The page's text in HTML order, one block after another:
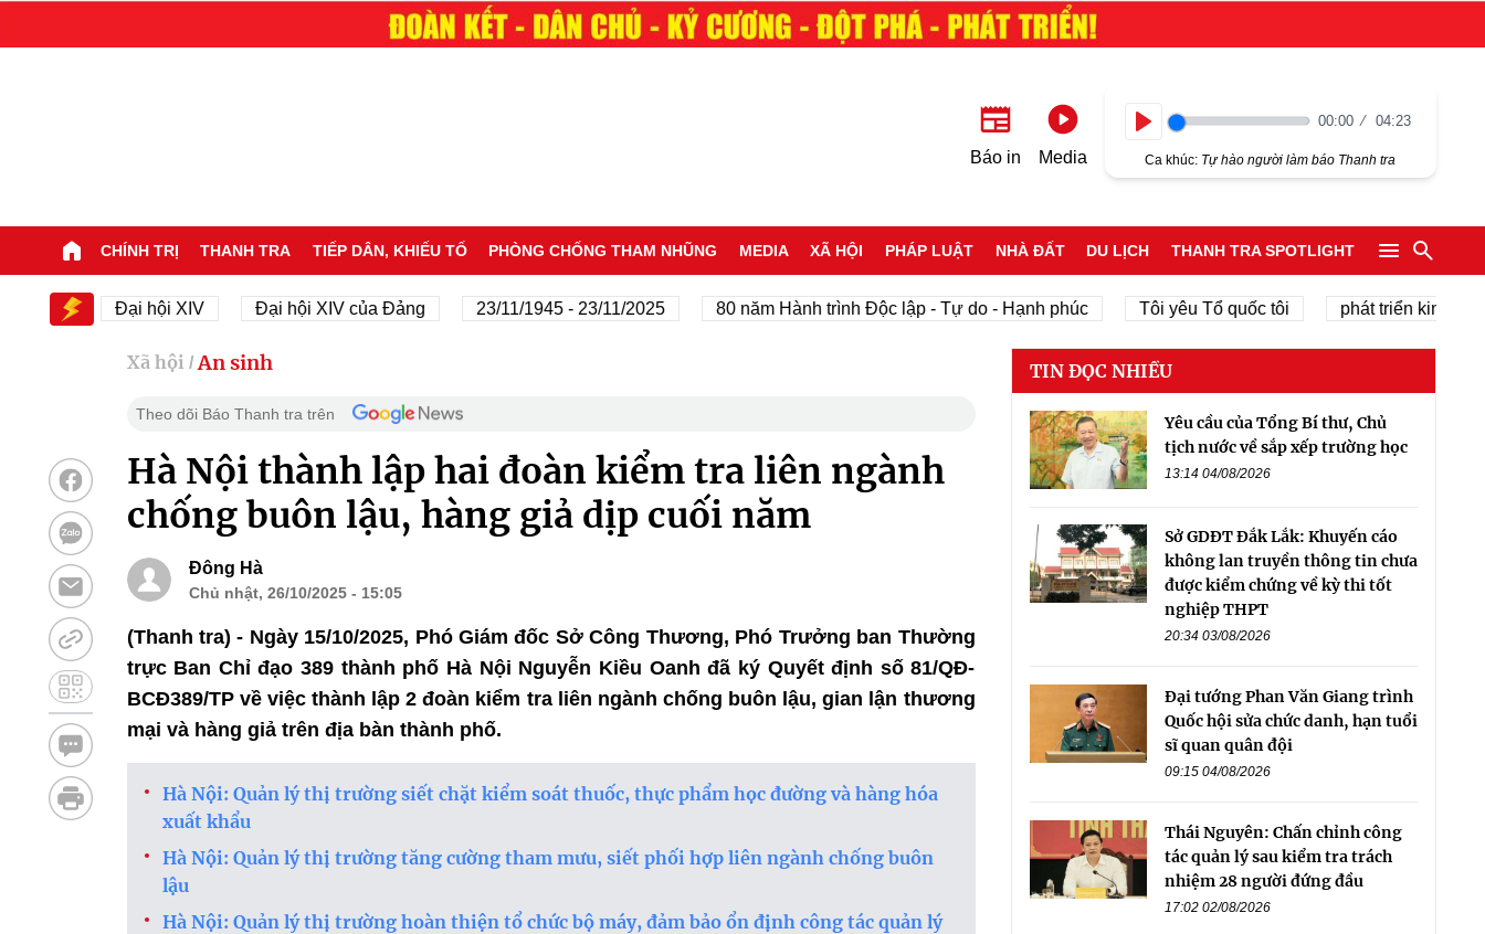
Báo in Media
00:00 04:23
Ca khúc: Tự hào người làm báo Thanh tra
CHÍNH TRỊ THANH TRA TIẾP DÂN, KHIẾU TỐ PHÒNG CHỐNG THAM NHŨNG MEDIA XÃ HỘI PHÁP LUẬT NHÀ ĐẤT DU LỊCH THANH TRA SPOTLIGHT
Đại hội XIV Đại hội XIV của Đảng 23/11/1945 - 23/11/2025 80 năm Hành trình Độc lập - Tự do - Hạnh phúc Tôi yêu Tổ quốc tôi phát triển kinh tế tư
Xã hội / An sinh
Theo dõi Báo Thanh tra trên
Hà Nội thành lập hai đoàn kiểm tra liên ngành
chống buôn lậu, hàng giả dịp cuối năm
Đông Hà
Chủ nhật, 26/10/2025 - 15:05
(Thanh tra) - Ngày 15/10/2025, Phó Giám đốc Sở Công Thương, Phó Trưởng ban Thường
trực Ban Chỉ đạo 389 thành phố Hà Nội Nguyễn Kiều Oanh đã ký Quyết định số 81/QĐ-
BCĐ389/TP về việc thành lập 2 đoàn kiểm tra liên ngành chống buôn lậu, gian lận thương
mại và hàng giả trên địa bàn thành phố.
Hà Nội: Quản lý thị trường siết chặt kiểm soát thuốc, thực phẩm học đường và hàng hóa
xuất khẩu
Hà Nội: Quản lý thị trường tăng cường tham mưu, siết phối hợp liên ngành chống buôn
lậu
Hà Nội: Quản lý thị trường hoàn thiện tổ chức bộ máy, đảm bảo ổn định công tác quản lý
TIN ĐỌC NHIỀU
Yêu cầu của Tổng Bí thư, Chủ
tịch nước về sắp xếp trường học
13:14 04/08/2026
Sở GDĐT Đắk Lắk: Khuyến cáo
không lan truyền thông tin chưa
được kiểm chứng về kỳ thi tốt
nghiệp THPT
20:34 03/08/2026
Đại tướng Phan Văn Giang trình
Quốc hội sửa chức danh, hạn tuổi
sĩ quan quân đội
09:15 04/08/2026
Thái Nguyên: Chấn chỉnh công
tác quản lý sau kiểm tra trách
nhiệm 28 người đứng đầu
17:02 02/08/2026